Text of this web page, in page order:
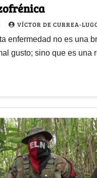
VÍCTOR DE CURREA-
enfermedad no es una
gusto; sino que es una